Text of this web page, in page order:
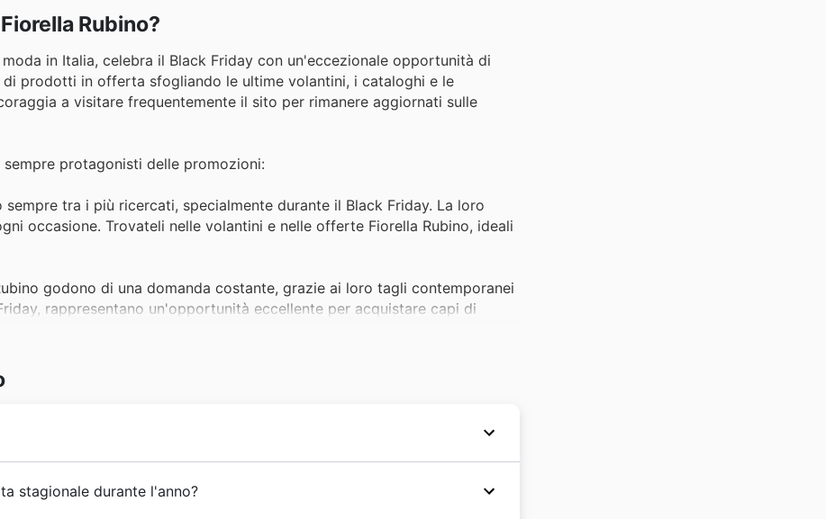
Rubino?
in Italia, celebra il Black Friday con un'eccezionale opportunità di
prodotti in offerta sfogliando le ultime volantini, i cataloghi e le
a visitare frequentemente il sito per rimanere aggiornati sulle
protagonisti delle promozioni:
tra i più ricercati, specialmente durante il Black Friday. La loro
occasione. Trovateli nelle volantini e nelle offerte Fiorella Rubino, ideali
godono di una domanda costante, grazie ai loro tagli contemporanei
rappresentano un'opportunità eccellente per acquistare capi di
per molti clienti, apprezzata per il comfort e l'eleganza che offre.
Fiorella Rubino del Black Friday, rendendo facile accaparrarsi capi di
il brand ha coltivato un forte legame con le clienti italiane,
stagionale durante l'anno?